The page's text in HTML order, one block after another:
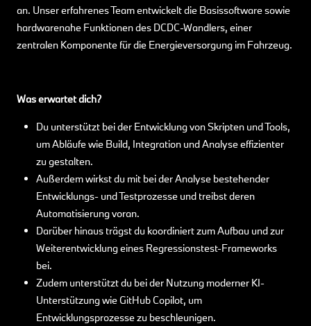
an. Unser erfahrenes Team entwickelt die Basissoftware sowie
hardwarenahe Funktionen des DCDC-Wandlers, einer
zentralen Komponente für die Energieversorgung im Fahrzeug.
Was erwartet dich?
Du unterstützt bei der Entwicklung von Skripten und Tools,
um Abläufe wie Build, Integration und Analyse effizienter
zu gestalten.
Außerdem wirkst du mit bei der Analyse bestehender
Entwicklungs- und Testprozesse und treibst deren
Automatisierung voran.
Darüber hinaus trägst du koordiniert zum Aufbau und zur
Weiterentwicklung eines Regressionstest-Frameworks
bei.
Zudem unterstützt du bei der Nutzung moderner KI-
Unterstützung wie GitHub Copilot, um
Entwicklungsprozesse zu beschleunigen.